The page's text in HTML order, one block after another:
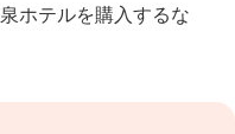
ホテルを購入するな